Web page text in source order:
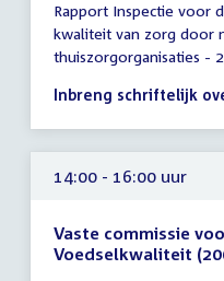
vergadering
tot
14:00
uur
Rapport Inspectie voor
kwaliteit van zorg door
thuiszorgorganisaties -
Inbreng schriftelijk
14:00 - 16:00 uur
Vaste commissie
Voedselkwaliteit